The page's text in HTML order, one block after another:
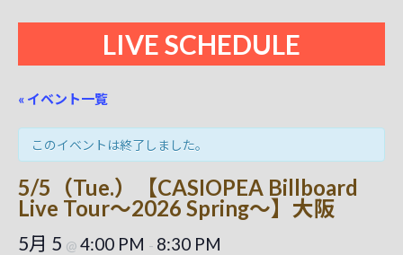
LIVE SCHEDULE
« イベント一覧
このイベントは終了しました。
5/5（Tue.）【CASIOPEA Billboard
Live Tour～2026 Spring～】大阪
5月 5 @ 4:00 PM - 8:30 PM